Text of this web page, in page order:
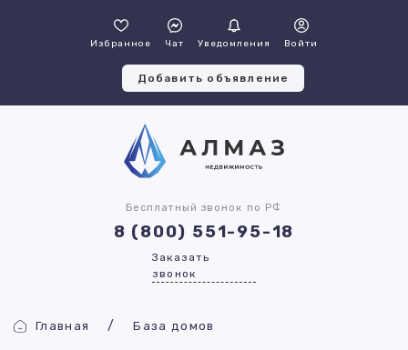
Избранное Чат Уведомления Войти
Добавить объявление
Бесплатный звонок по РФ
8 (800) 551-95-18
Заказать
звонок
Главная База домов